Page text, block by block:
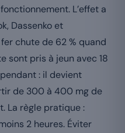
L’effet a
Dassenko et
chute de 62 % quand
sont pris à jeun avec 18
: il devient
de 300 à 400 mg de
La règle pratique :
2 heures. Éviter